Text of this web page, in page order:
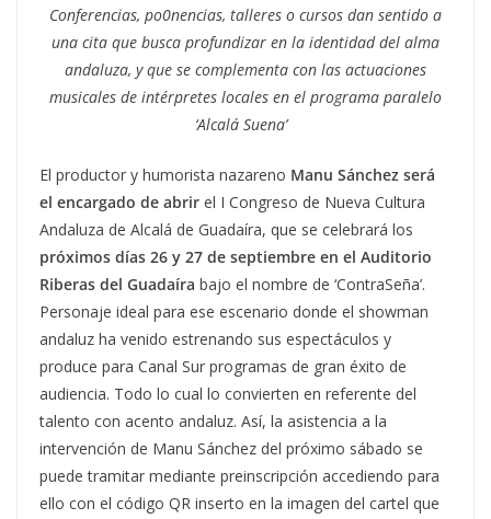
Conferencias, po0nencias, talleres o cursos dan sentido a
una cita que busca profundizar en la identidad del alma
andaluza, y que se complementa con las actuaciones
musicales de intérpretes locales en el programa paralelo
‘Alcalá Suena’
El productor y humorista nazareno Manu Sánchez será
el encargado de abrir el I Congreso de Nueva Cultura
Andaluza de Alcalá de Guadaíra, que se celebrará los
próximos días 26 y 27 de septiembre en el Auditorio
Riberas del Guadaíra bajo el nombre de ‘ContraSeña’.
Personaje ideal para ese escenario donde el showman
andaluz ha venido estrenando sus espectáculos y
produce para Canal Sur programas de gran éxito de
audiencia. Todo lo cual lo convierten en referente del
talento con acento andaluz. Así, la asistencia a la
intervención de Manu Sánchez del próximo sábado se
puede tramitar mediante preinscripción accediendo para
ello con el código QR inserto en la imagen del cartel que